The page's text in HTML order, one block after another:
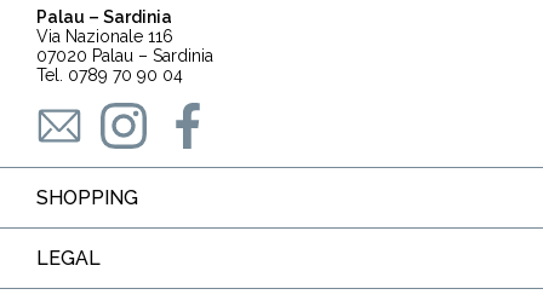
Palau – Sardinia
Via Nazionale 116
07020 Palau – Sardinia
Tel. 0789 70 90 04
SHOPPING
LEGAL